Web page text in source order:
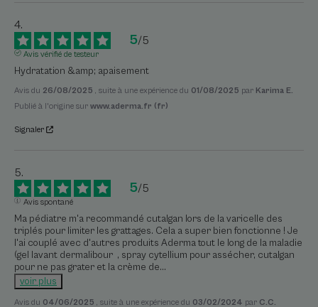
5/5
Avis vérifié de testeur
Hydratation &amp; apaisement
Avis du 26/08/2025 , suite à une expérience du 01/08/2025 par Karima E.
Publié à l'origine sur www.aderma.fr (fr)
Signaler
5/5
Avis spontané
Ma pédiatre m'a recommandé cutalgan lors de la varicelle des
triplés pour limiter les grattages. Cela a super bien fonctionne ! Je
l'ai couplé avec d'autres produits Aderma tout le long de la maladie
(gel lavant dermalibour  , spray cytellium pour assécher, cutalgan
pour ne pas grater et la crème de...
voir plus
Avis du 04/06/2025 , suite à une expérience du 03/02/2024 par C.C.